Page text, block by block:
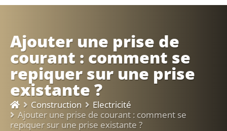
Ajouter une prise de
courant : comment se
repiquer sur une prise
existante ?
Construction
Electricité
Ajouter une prise de courant : comment se
repiquer sur une prise existante ?